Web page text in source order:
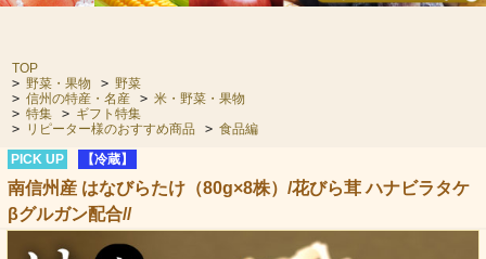
TOP
> 野菜・果物 > 野菜
> 信州の特産・名産 > 米・野菜・果物
> 特集 > ギフト特集
> リピーター様のおすすめ商品 > 食品編
PICK UP 【冷蔵】
南信州産 はなびらたけ（80g×8株）/花びら茸 ハナビラタケ
βグルガン配合//